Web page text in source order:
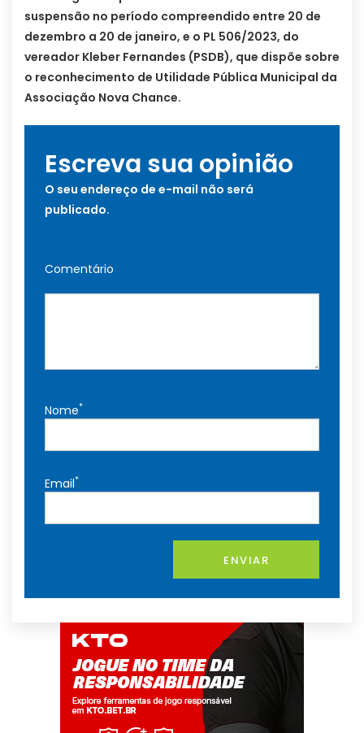
suspensão no período compreendido entre 20 de
dezembro a 20 de janeiro, e o PL 506/2023, do
vereador Kleber Fernandes (PSDB), que dispõe sobre
o reconhecimento de Utilidade Pública Municipal da
Associação Nova Chance.
Escreva sua opinião
O seu endereço de e-mail não será
publicado.
Comentário
Nome*
Email*
ENVIAR